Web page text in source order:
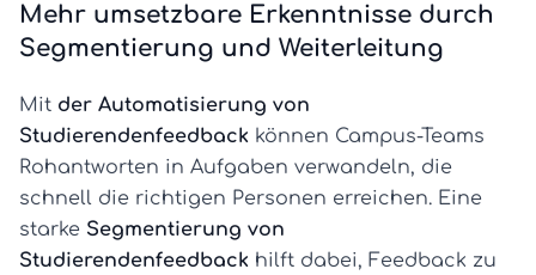
Mehr umsetzbare Erkenntnisse durch
Segmentierung und Weiterleitung
Mit der Automatisierung von
Studierendenfeedback können Campus-Teams
Rohantworten in Aufgaben verwandeln, die
schnell die richtigen Personen erreichen. Eine
starke Segmentierung von
Studierendenfeedback hilft dabei, Feedback zu